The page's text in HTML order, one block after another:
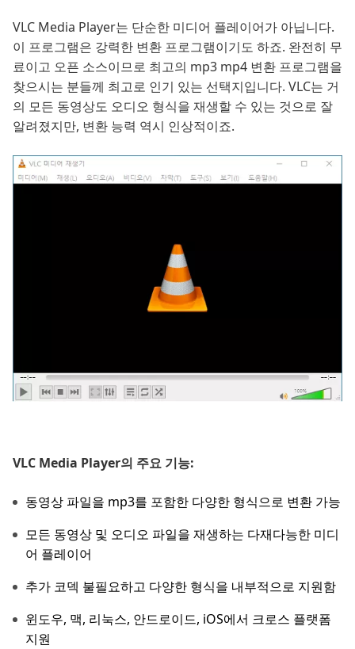
VLC Media Player는 단순한 미디어 플레이어가 아닙니다.
이 프로그램은 강력한 변환 프로그램이기도 하죠. 완전히 무
료이고 오픈 소스이므로 최고의 mp3 mp4 변환 프로그램을
찾으시는 분들께 최고로 인기 있는 선택지입니다. VLC는 거
의 모든 동영상도 오디오 형식을 재생할 수 있는 것으로 잘
알려졌지만, 변환 능력 역시 인상적이죠.
VLC Media Player의 주요 기능:
동영상 파일을 mp3를 포함한 다양한 형식으로 변환 가능
모든 동영상 및 오디오 파일을 재생하는 다재다능한 미디
어 플레이어
추가 코덱 불필요하고 다양한 형식을 내부적으로 지원함
윈도우, 맥, 리눅스, 안드로이드, iOS에서 크로스 플랫폼
지원